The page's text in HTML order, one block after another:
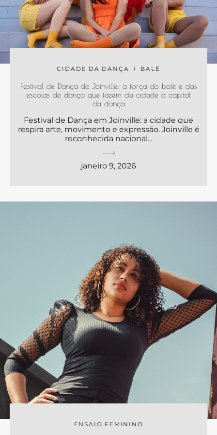
CIDADE DA DANÇA BALÉ
Festival de Dança de Joinville: a força do balé e das
escolas de dança que fazem da cidade a capital
da dança
Festival de Dança em Joinville: a cidade que
respira arte, movimento e expressão. Joinville é
reconhecida nacional...
janeiro 9, 2026
ENSAIO FEMININO